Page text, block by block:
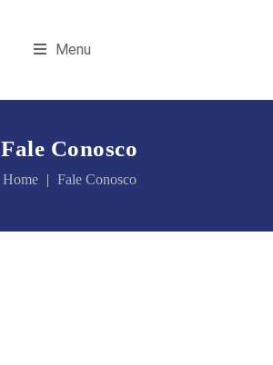
Menu
Fale Conosco
Home Fale Conosco